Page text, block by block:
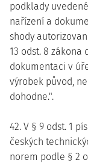
podklady
nařízení a
shody
13 odst. 8 zákona
dokumentaci v
výrobek původ,
dohodne.".
42. V § 9 odst. 1
českých
norem podle § 2